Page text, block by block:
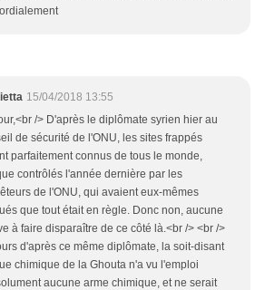
15/04/2018 13:55
/> D'après le diplômate syrien hier au
de sécurité de l'ONU, les sites frappés
parfaitement connus de tous le monde,
contrôlés l'année dernière par les
de l'ONU, qui avaient eux-mêmes
que tout était en règle. Donc non, aucune
à faire disparaître de ce côté là.<br /> <br />
d'après ce même diplômate, la soit-disant
chimique de la Ghouta n'a vu l'emploi
aucune arme chimique, et ne serait